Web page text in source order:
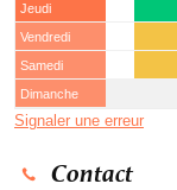
Jeudi
Vendredi
Samedi
Dimanche
Signaler une erreur
Contact